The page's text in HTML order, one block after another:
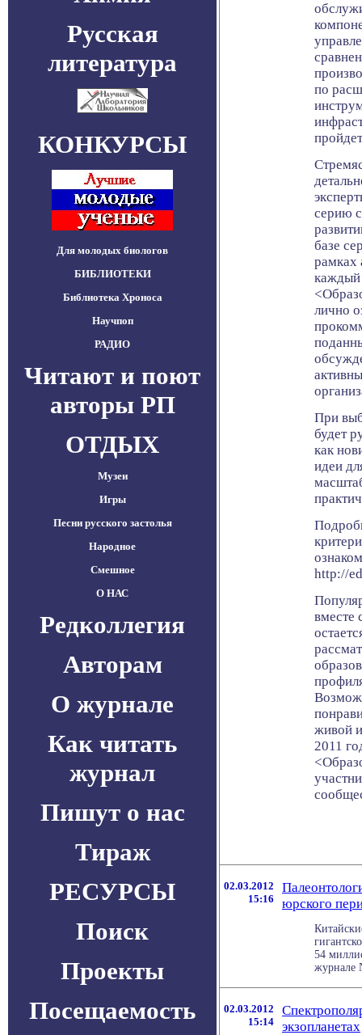
Русская
литература
КОНКУРСЫ
Для молодых биологов
БИБЛИОТЕКИ
Библиотека Хроноса
Научпоп
РАДИО
Читают и поют
авторы РП
ОТДЫХ
Музеи
Игры
Песни русского застолья
Народное
Смешное
О НАС
Редколлегия
Авторам
О журнале
Как читать
журнал
Пишут о нас
Тираж
РЕСУРСЫ
Поиск
Проекты
Посещаемость
по
серию
базе
рамках
каждый
лично
При
будет
как
идеи
http://
вместе
живой
2011
02.03.2012
15:16
юрского
54
журнале
02.03.2012
15:14
экзопланетах